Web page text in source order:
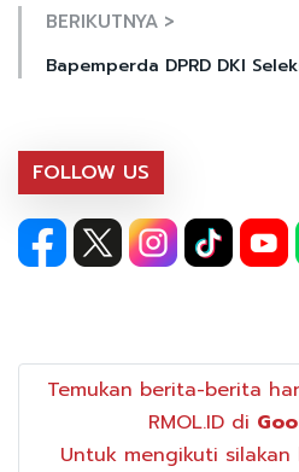
BERIKUTNYA >
Bapemperda DPRD DKI
FOLLOW US
Temukan berita-berita
RMOL.ID di
Untuk mengikuti